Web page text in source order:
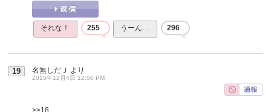
それな！ 255 うーん… 296
19 名無しだＪ より
2015年12月4日 12:50 PM
>>18